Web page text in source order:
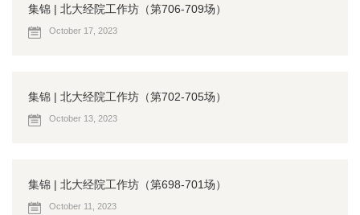
集锦 | 北大经院工作坊（第706-709场）
October 17, 2023
集锦 | 北大经院工作坊（第702-705场）
October 13, 2023
集锦 | 北大经院工作坊（第698-701场）
October 11, 2023